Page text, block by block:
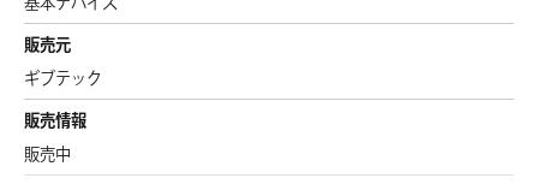
販売元
ギブテック
販売情報
販売中